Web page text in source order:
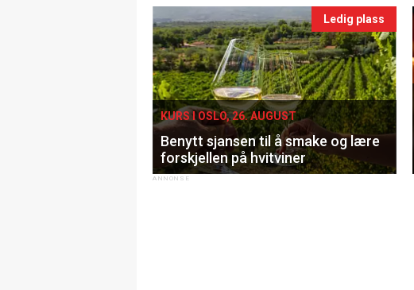
Ledig plass
KURS I OSLO, 26. AUGUST
Benytt sjansen til å smake og lære
forskjellen på hvitviner